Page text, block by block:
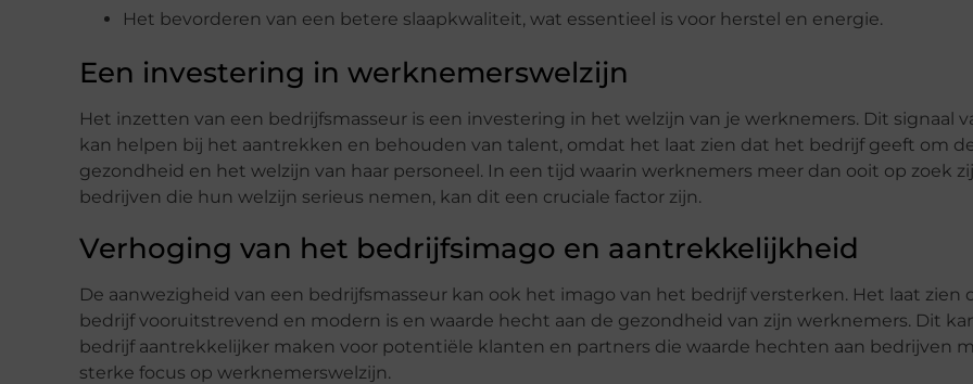
Het bevorderen van een betere slaapkwaliteit, wat essentieel is voor herstel en energie.
Een investering in werknemerswelzijn
Het inzetten van een bedrijfsmasseur is een investering in het welzijn van je werknemers. Dit signaal
kan helpen bij het aantrekken en behouden van talent, omdat het laat zien dat het bedrijf geeft om
gezondheid en het welzijn van haar personeel. In een tijd waarin werknemers meer dan ooit op zoek
bedrijven die hun welzijn serieus nemen, kan dit een cruciale factor zijn.
Verhoging van het bedrijfsimago en aantrekkelijkheid
De aanwezigheid van een bedrijfsmasseur kan ook het imago van het bedrijf versterken. Het laat zien
bedrijf vooruitstrevend en modern is en waarde hecht aan de gezondheid van zijn werknemers. Dit
bedrijf aantrekkelijker maken voor potentiële klanten en partners die waarde hechten aan bedrijven
sterke focus op werknemerswelzijn.